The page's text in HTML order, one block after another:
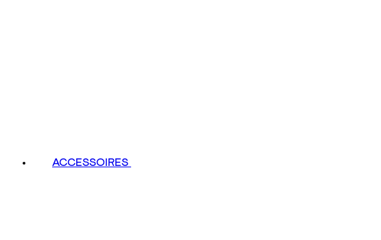
ACCESSOIRES